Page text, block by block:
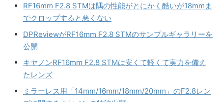
RF16mm F2.8 STMは隅の性能がとにかく酷いが18mmま
でクロップすると悪くない
DPReviewがRF16mm F2.8 STMのサンプルギャラリーを
公開
キヤノンRF16mm F2.8 STMは安くて軽くて実力を備え
たレンズ
ミラーレス用「14mm/16mm/18mm/20mm」のF2.8レン